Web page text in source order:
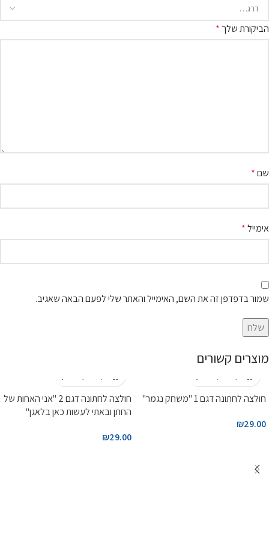
הביקורת שלך *
שם*
אימייל*
שמור בדפדפן זה את השם, האימייל והאתר שלי לפעם הבאה שאגיב.
מוצרים קשורים
חולצה לחתונה דגם 1 "משחק נגמר"
₪29.00
חולצה לחתונה דגם 2 "אני האחות של
החתן ובאתי לעשות כאן בלאגן"
₪29.00